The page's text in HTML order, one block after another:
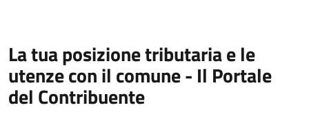
La tua posizione tributaria e le
utenze con il comune - Il Portale
del Contribuente